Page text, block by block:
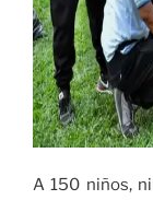
A 150 niños,